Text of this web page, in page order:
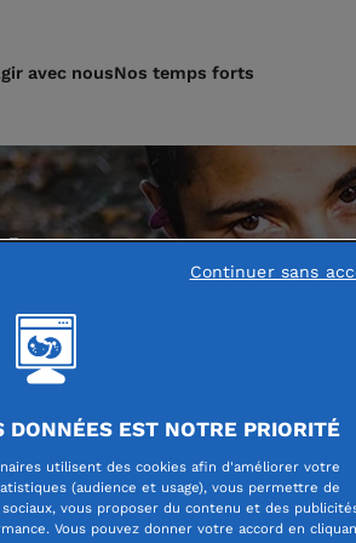
avec nousNos temps forts
DONNÉES EST NOTRE PRIORITÉ
utilisent des cookies afin d'améliorer votre
(audience et usage), vous permettre de
vous proposer du contenu et des
Vous pouvez donner votre accord en
Continuer sans